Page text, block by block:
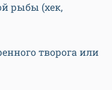
рыбы (хек,
творога или